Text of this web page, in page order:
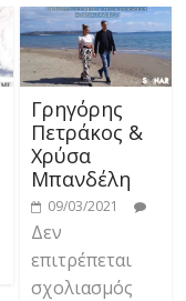
Γρηγόρης
Πετράκος &
Χρύσα
Μπανδέλη
09/03/2021
Δεν
επιτρέπεται
σχολιασμός